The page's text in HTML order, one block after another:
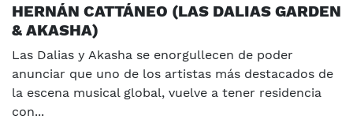
HERNÁN CATTÁNEO (LAS DALIAS GARDEN
& AKASHA)
Las Dalias y Akasha se enorgullecen de poder
anunciar que uno de los artistas más destacados de
la escena musical global, vuelve a tener residencia
con...